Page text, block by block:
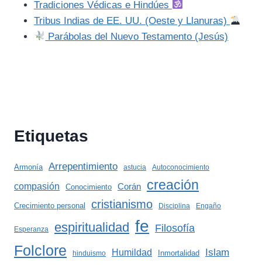
Tradiciones Védicas e Hindúes
Tribus Indias de EE. UU. (Oeste y Llanuras)
Parábolas del Nuevo Testamento (Jesús)
Etiquetas
Armonía Arrepentimiento astucia Autoconocimiento
compasión Conocimiento Corán creación
Crecimiento personal cristianismo Disciplina Engaño
Esperanza espiritualidad fe Filosofía
Folclore hinduismo Humildad Inmortalidad Islam